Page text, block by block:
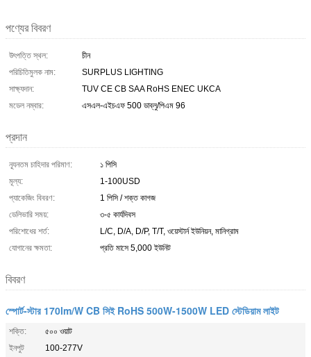
পণ্যের বিবরণ
উৎপত্তি স্থল:
চীন
পরিচিতিমুলক নাম:
SURPLUS LIGHTING
সাক্ষ্যদান:
TUV CE CB SAA RoHS ENEC UKCA
মডেল নম্বার:
এসএল-এইচএফ 500 ডাব্লু/পিএম 96
প্রদান
ন্যূনতম চাহিদার পরিমাণ:
১ পিসি
মূল্য:
1-100USD
প্যাকেজিং বিবরণ:
1 পিসি / শক্ত কাগজ
ডেলিভারি সময়:
৩-৫ কার্যদিবস
পরিশোধের শর্ত:
L/C, D/A, D/P, T/T, ওয়েস্টার্ন ইউনিয়ন, মানিগ্রাম
যোগানের ক্ষমতা:
প্রতি মাসে 5,000 ইউনিট
বিবরণ
স্পোর্ট-স্টার 170lm/W CB সিই RoHS 500W-1500W LED স্টেডিয়াম লাইট
শক্তি:
৫০০ ওয়াট
ইনপুট
100-277V